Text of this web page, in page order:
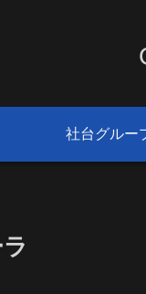
社台グルー